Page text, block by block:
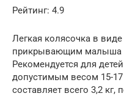
Рейтинг: 4.9
Легкая колясочка в
прикрывающим малыша
Рекомендуется для
допустимым весом 15-
составляет всего 3,2 кг,